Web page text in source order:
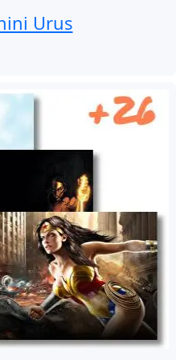
Urus